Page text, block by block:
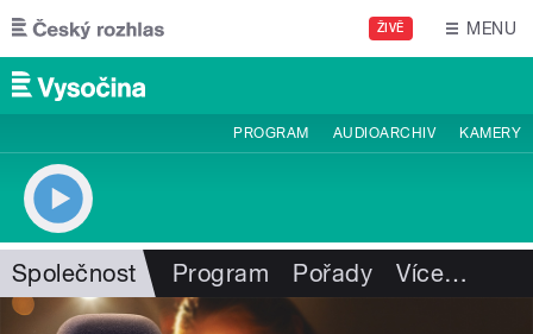
Přejít k hlavnímu obsahu
ŽIVĚ MENU
PROGRAM AUDIOARCHIV KAMERY
Společnost Program Pořady Více…